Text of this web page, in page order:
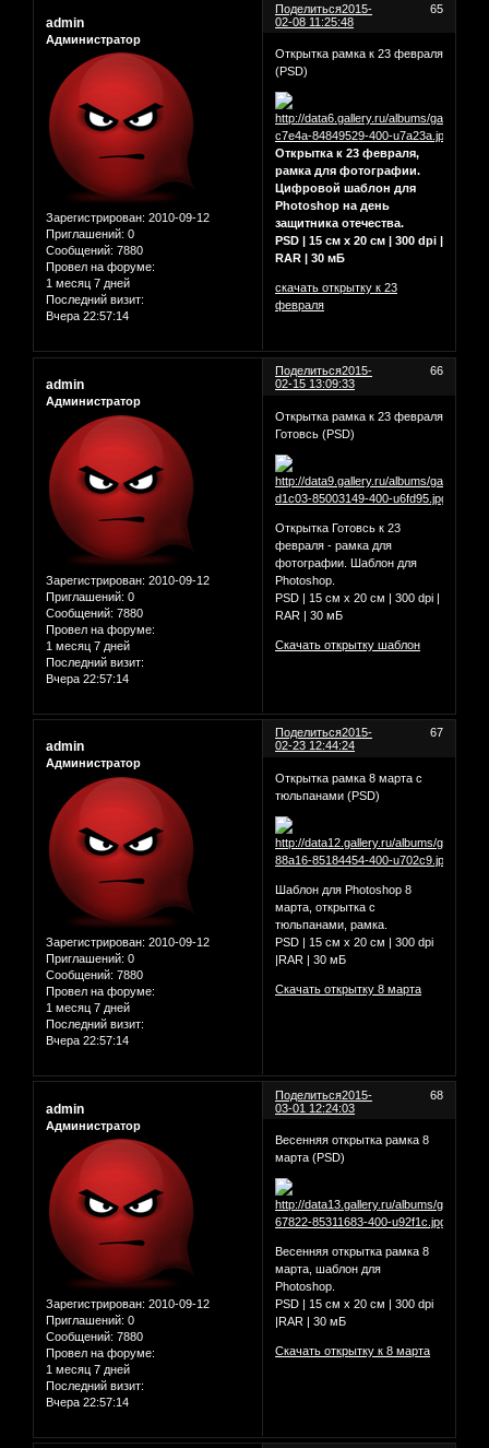
Поделиться 65
2015-
02-08 11:25:48
admin
Администратор
Зарегистрирован: 2010-09-12
Приглашений: 0
Сообщений: 7880
Провел на форуме:
1 месяц 7 дней
Последний визит:
Вчера 22:57:14
Открытка рамка к 23 февраля
(PSD)
Открытка к 23 февраля,
рамка для фотографии.
Цифровой шаблон для
Photoshop на день
защитника отечества.
PSD | 15 см х 20 см | 300 dpi |
RAR | 30 мБ
скачать открытку к 23
февраля
Поделиться 66
2015-
02-15 13:09:33
admin
Администратор
Зарегистрирован: 2010-09-12
Приглашений: 0
Сообщений: 7880
Провел на форуме:
1 месяц 7 дней
Последний визит:
Вчера 22:57:14
Открытка рамка к 23 февраля
Готовсь (PSD)
Открытка Готовсь к 23
февраля - рамка для
фотографии. Шаблон для
Photoshop.
PSD | 15 см х 20 см | 300 dpi |
RAR | 30 мБ
Скачать открытку шаблон
Поделиться 67
2015-
02-23 12:44:24
admin
Администратор
Зарегистрирован: 2010-09-12
Приглашений: 0
Сообщений: 7880
Провел на форуме:
1 месяц 7 дней
Последний визит:
Вчера 22:57:14
Открытка рамка 8 марта с
тюльпанами (PSD)
Шаблон для Photoshop 8
марта, открытка с
тюльпанами, рамка.
PSD | 15 см x 20 см | 300 dpi
|RAR | 30 мБ
Скачать открытку 8 марта
Поделиться 68
2015-
03-01 12:24:03
admin
Администратор
Зарегистрирован: 2010-09-12
Приглашений: 0
Сообщений: 7880
Провел на форуме:
1 месяц 7 дней
Последний визит:
Вчера 22:57:14
Весенняя открытка рамка 8
марта (PSD)
Весенняя открытка рамка 8
марта, шаблон для
Photoshop.
PSD | 15 см x 20 см | 300 dpi
|RAR | 30 мБ
Скачать открытку к 8 марта